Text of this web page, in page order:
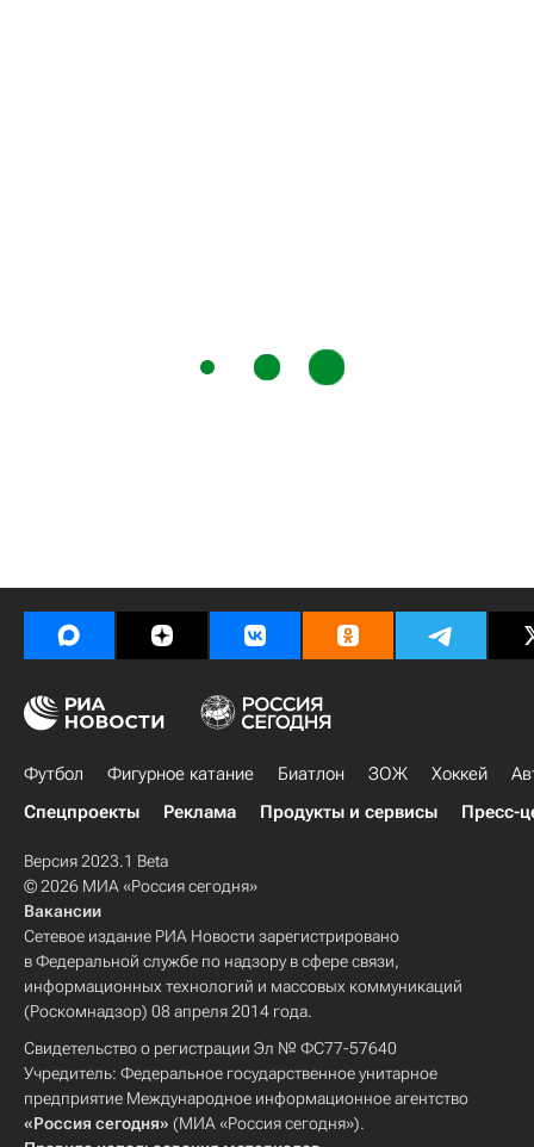
Футбол Фигурное катание Биатлон ЗОЖ Хоккей
Спецпроекты
Реклама Продукты и сервисы Пресс-
Версия 2023.1 Beta
© 2026 МИА «Россия сегодня»
Вакансии
Сетевое издание РИА Новости зарегистрировано
в Федеральной службе по надзору в сфере связи,
информационных технологий и массовых коммуникаций
(Роскомнадзор) 08 апреля 2014 года.
Свидетельство о регистрации Эл № ФС77-57640
Учредитель: Федеральное государственное унитарное
предприятие Международное информационное агентство
«Россия сегодня» (МИА «Россия сегодня»).